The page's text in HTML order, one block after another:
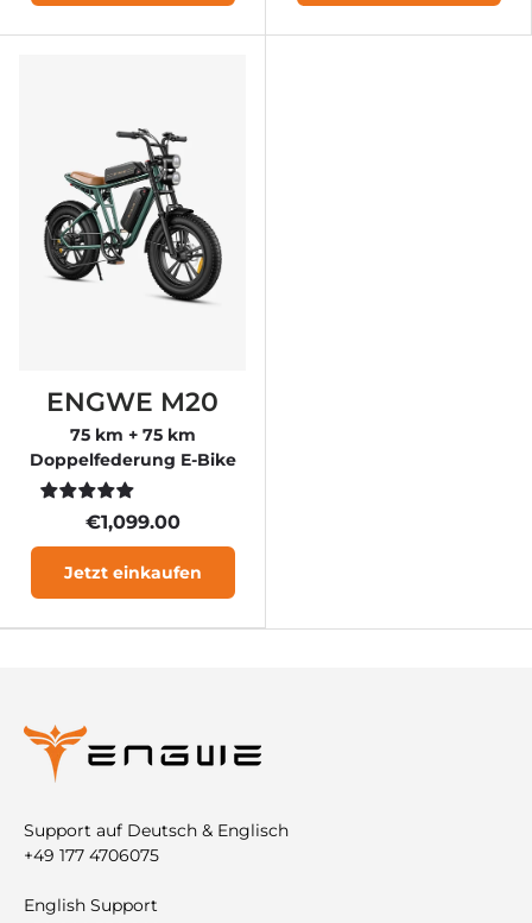
ENGWE M20
75 km + 75 km
Doppelfederung E-Bike
€1,099.00
Jetzt einkaufen
Support auf Deutsch & Englisch
+49 177 4706075
English Support